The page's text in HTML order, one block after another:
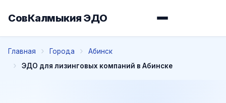
СовКалмыкия ЭДО
Главная Города
Абинск
ЭДО для лизинговых компаний в Абинске